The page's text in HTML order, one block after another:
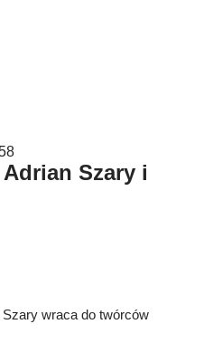
Szary i
Szary wraca do twórców